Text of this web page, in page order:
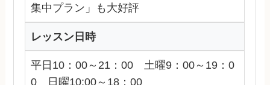
集中プラン」も大好評
レッスン日時
平日10：00～21：00 土曜9：00～19：0
0 日曜10:00～18：00